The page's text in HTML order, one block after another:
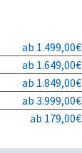
ab 1.499,00€
ab 1.649,00€
ab 1.849,00€
ab 3.999,00€
ab 179,00€